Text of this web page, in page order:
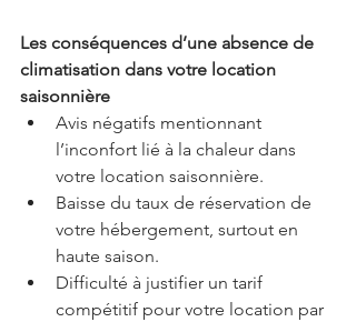
Les conséquences d’une absence de
climatisation dans votre location
saisonnière
Avis négatifs mentionnant
l’inconfort lié à la chaleur dans
votre location saisonnière.
Baisse du taux de réservation de
votre hébergement, surtout en
haute saison.
Difficulté à justifier un tarif
compétitif pour votre location par